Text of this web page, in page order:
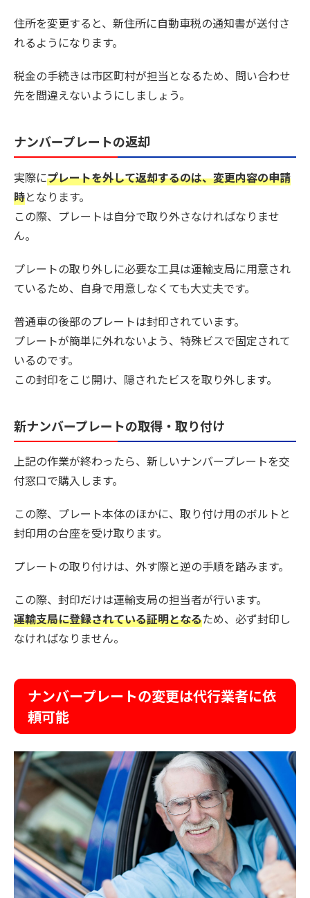
住所を変更すると、新住所に自動車税の通知書が送付さ
れるようになります。
税金の手続きは市区町村が担当となるため、問い合わせ
先を間違えないようにしましょう。
ナンバープレートの返却
実際にプレートを外して返却するのは、変更内容の申請
時となります。
この際、プレートは自分で取り外さなければなりませ
ん。
プレートの取り外しに必要な工具は運輸支局に用意され
ているため、自身で用意しなくても大丈夫です。
普通車の後部のプレートは封印されています。
プレートが簡単に外れないよう、特殊ビスで固定されて
いるのです。
この封印をこじ開け、隠されたビスを取り外します。
新ナンバープレートの取得・取り付け
上記の作業が終わったら、新しいナンバープレートを交
付窓口で購入します。
この際、プレート本体のほかに、取り付け用のボルトと
封印用の台座を受け取ります。
プレートの取り付けは、外す際と逆の手順を踏みます。
この際、封印だけは運輸支局の担当者が行います。
運輸支局に登録されている証明となるため、必ず封印し
なければなりません。
ナンバープレートの変更は代行業者に依
頼可能